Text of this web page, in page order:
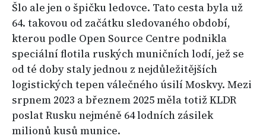
Šlo ale jen o špičku ledovce. Tato cesta byla už
64. takovou od začátku sledovaného období,
kterou podle Open Source Centre podnikla
speciální flotila ruských muničních lodí, jež se
od té doby staly jednou z nejdůležitějších
logistických tepen válečného úsilí Moskvy. Mezi
srpnem 2023 a březnem 2025 měla totiž KLDR
poslat Rusku nejméně 64 lodních zásilek
milionů kusů munice.